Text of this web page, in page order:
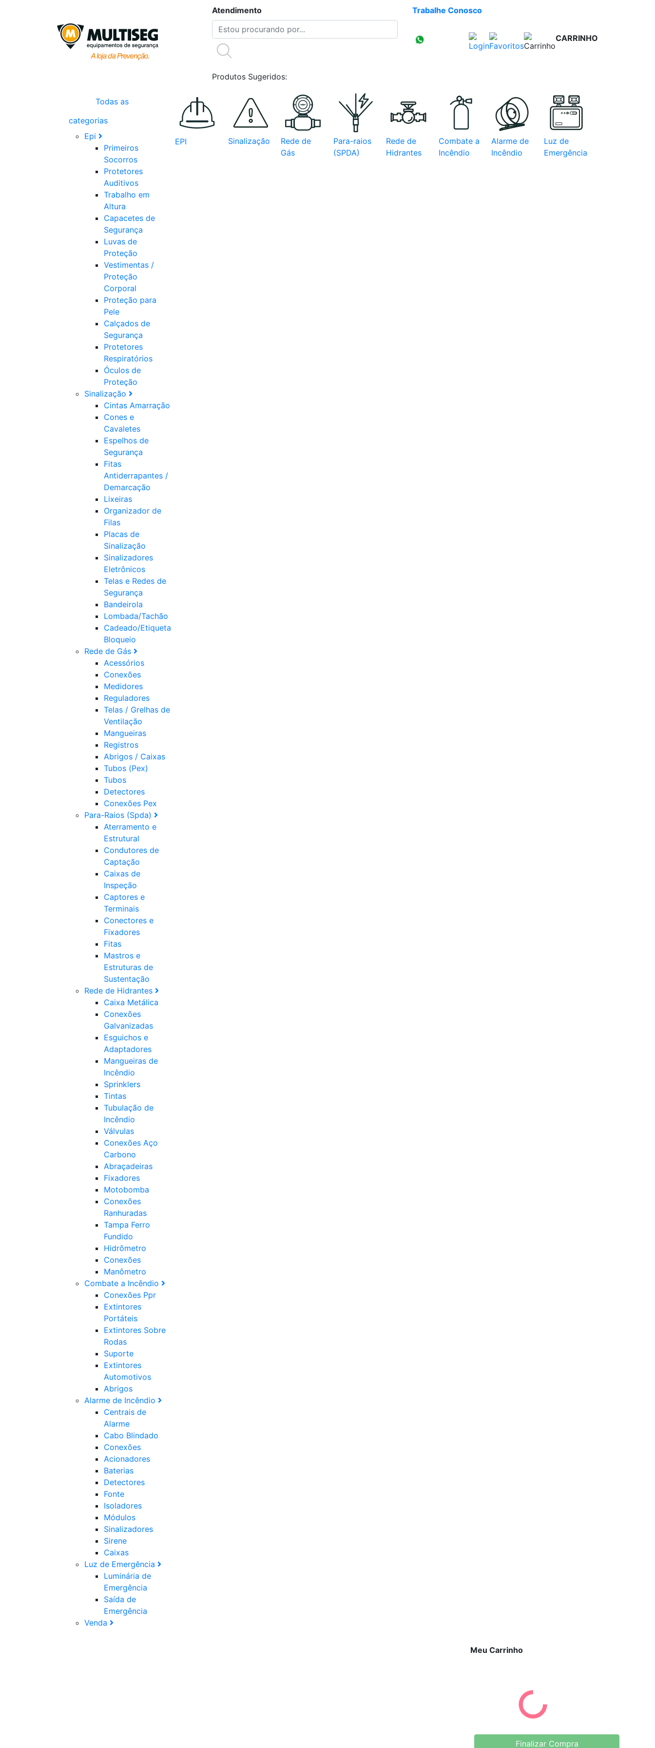
Atendimento Trabalhe Conosco
Produtos Sugeridos:
CARRINHO
Todas as
categorias
Epi
Primeiros
Socorros
Protetores
Auditivos
Trabalho em
Altura
Capacetes de
Segurança
Luvas de
Proteção
Vestimentas /
Proteção
Corporal
Proteção para
Pele
Calçados de
Segurança
Protetores
Respiratórios
Óculos de
Proteção
Sinalização
Cintas Amarração
Cones e
Cavaletes
Espelhos de
Segurança
Fitas
Antiderrapantes /
Demarcação
Lixeiras
Organizador de
Filas
Placas de
Sinalização
Sinalizadores
Eletrônicos
Telas e Redes de
Segurança
Bandeirola
Lombada/Tachão
Cadeado/Etiqueta
Bloqueio
Rede de Gás
Acessórios
Conexões
Medidores
Reguladores
Telas / Grelhas de
Ventilação
Mangueiras
Registros
Abrigos / Caixas
Tubos (Pex)
Tubos
Detectores
Conexões Pex
Para-Raios (Spda)
Aterramento e
Estrutural
Condutores de
Captação
Caixas de
Inspeção
Captores e
Terminais
Conectores e
Fixadores
Fitas
Mastros e
Estruturas de
Sustentação
Rede de Hidrantes
Caixa Metálica
Conexões
Galvanizadas
Esguichos e
Adaptadores
Mangueiras de
Incêndio
Sprinklers
Tintas
Tubulação de
Incêndio
Válvulas
Conexões Aço
Carbono
Abraçadeiras
Fixadores
Motobomba
Conexões
Ranhuradas
Tampa Ferro
Fundido
Hidrômetro
Conexões
Manômetro
Combate a Incêndio
Conexões Ppr
Extintores
Portáteis
Extintores Sobre
Rodas
Suporte
Extintores
Automotivos
Abrigos
Alarme de Incêndio
Centrais de
Alarme
Cabo Blindado
Conexões
Acionadores
Baterias
Detectores
Fonte
Isoladores
Módulos
Sinalizadores
Sirene
Caixas
Luz de Emergência
Luminária de
Emergência
Saída de
Emergência
Venda
EPI Sinalização
Rede de
Gás
Para-raios
(SPDA)
Rede de
Hidrantes
Combate a
Incêndio
Alarme de
Incêndio
Luz de
Emergência
Meu Carrinho
Finalizar Compra